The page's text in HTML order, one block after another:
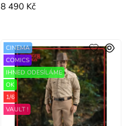
8 490 Kč
CINEMA
COMICS
IHNED ODESÍLÁME
OK
1/6
VAULT !